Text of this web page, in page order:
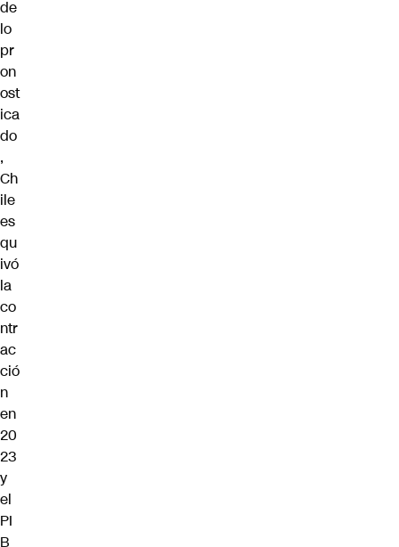
de
lo
pr
on
ost
ica
do
,
Ch
ile
es
qu
ivó
la
co
ntr
ac
ció
n
en
20
23
y
el
PI
B